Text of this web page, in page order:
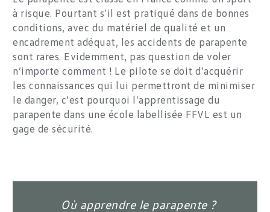
à risque. Pourtant s’il est pratiqué dans de bonnes
conditions, avec du matériel de qualité et un
encadrement adéquat, les accidents de parapente
sont rares. Evidemment, pas question de voler
n’importe comment ! Le pilote se doit d’acquérir
les connaissances qui lui permettront de minimiser
le danger, c’est pourquoi l’apprentissage du
parapente dans une école labellisée FFVL est un
gage de sécurité.
Où apprendre le parapente ?